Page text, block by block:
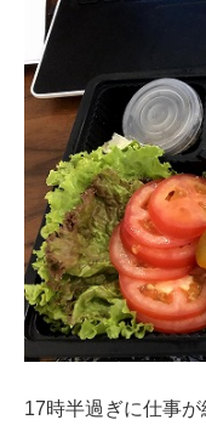
17時半過ぎに仕事